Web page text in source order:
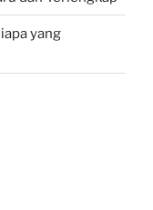
yang